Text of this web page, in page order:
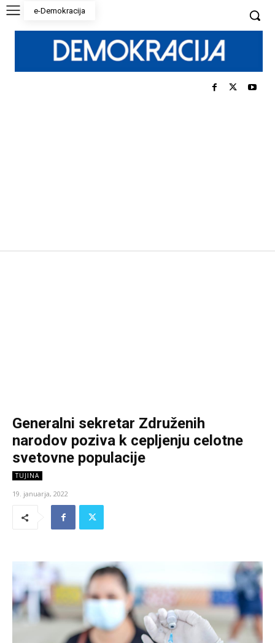
e-Demokracija
Generalni sekretar Združenih
narodov poziva k cepljenju celotne
svetovne populacije
TUJINA
19. januarja, 2022